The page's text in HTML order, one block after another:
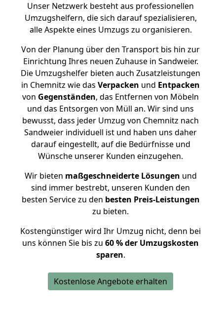
Unser Netzwerk besteht aus professionellen
Umzugshelfern, die sich darauf spezialisieren,
alle Aspekte eines Umzugs zu organisieren.
Von der Planung über den Transport bis hin zur
Einrichtung Ihres neuen Zuhause in Sandweier.
Die Umzugshelfer bieten auch Zusatzleistungen
in Chemnitz wie das Verpacken und Entpacken
von Gegenständen, das Entfernen von Möbeln
und das Entsorgen von Müll an. Wir sind uns
bewusst, dass jeder Umzug von Chemnitz nach
Sandweier individuell ist und haben uns daher
darauf eingestellt, auf die Bedürfnisse und
Wünsche unserer Kunden einzugehen.
Wir bieten maßgeschneiderte Lösungen und
sind immer bestrebt, unseren Kunden den
besten Service zu den besten Preis-Leistungen
zu bieten.
Kostengünstiger wird Ihr Umzug nicht, denn bei
uns können Sie bis zu 60 % der Umzugskosten
sparen.
Kostenlose Angebote erhalten